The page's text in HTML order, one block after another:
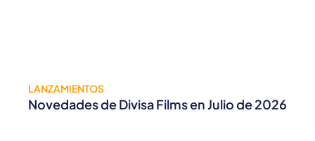
LANZAMIENTOS
Novedades de Divisa Films en Julio de 2026